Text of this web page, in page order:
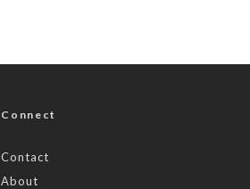
Connect
Contact
About